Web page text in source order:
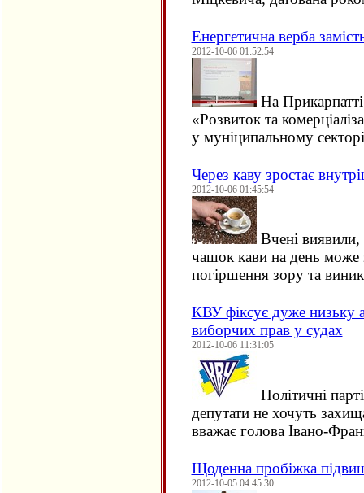
Енергетична верба
2012-10-06 01:52:54
На Прикарпатті
«Розвиток та
у муніципальному
Через каву зростає
2012-10-06 01:45:54
Вчені
чашок кави на день може
погіршення зору та
КВУ фіксує дуже низьку
виборчих прав у судах
2012-10-06 11:31:05
Політичні
депутати не хочуть
вважає голова Івано-
Щоденна пробіжка
2012-10-05 04:45:30